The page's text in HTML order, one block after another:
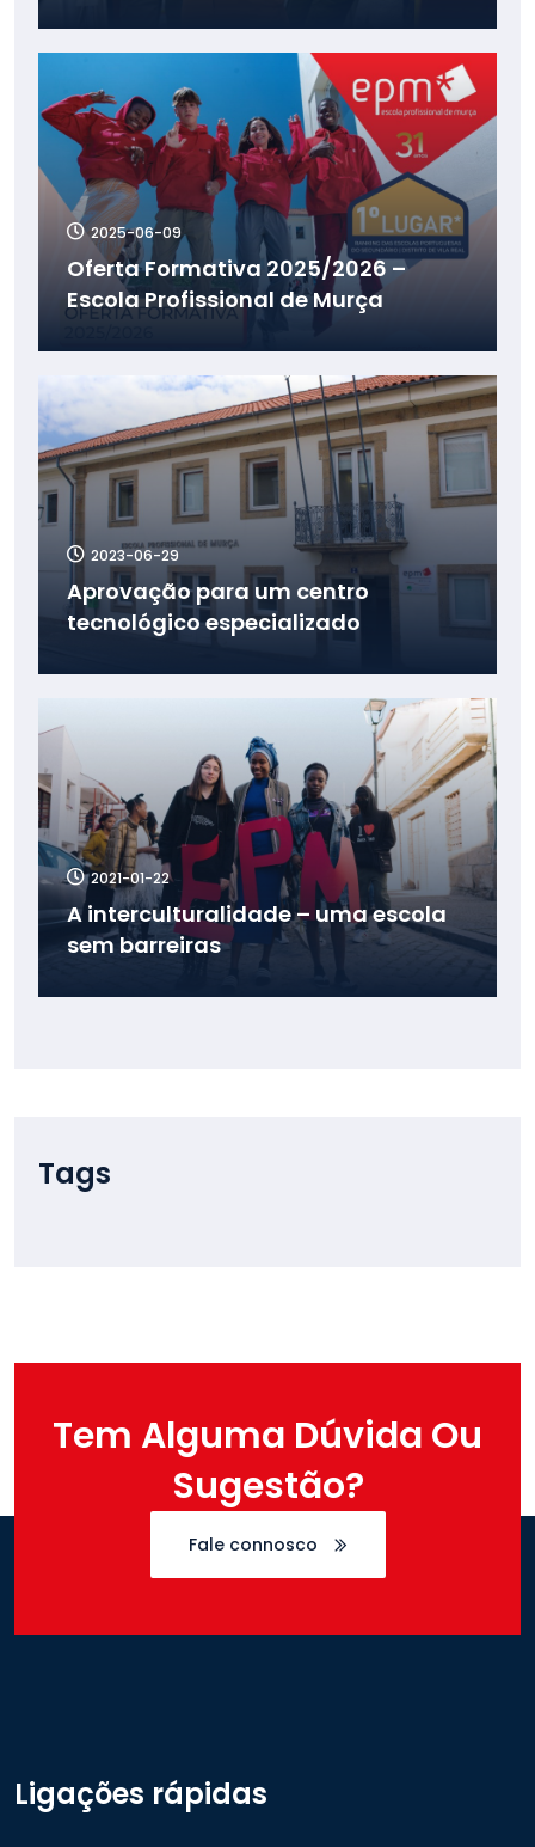
2025-06-09
Oferta Formativa 2025/2026 –
Escola Profissional de Murça
2023-06-29
Aprovação para um centro
tecnológico especializado
2021-01-22
A interculturalidade – uma escola
sem barreiras
Tags
Tem Alguma Dúvida Ou
Sugestão?
Fale connosco
Ligações rápidas